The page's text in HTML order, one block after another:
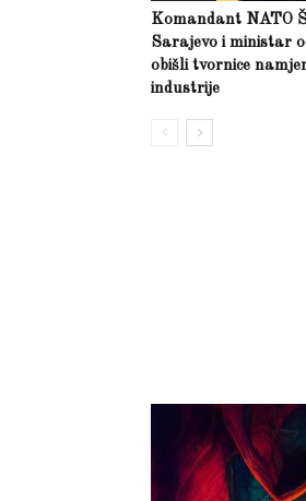
Komandant NATO
Sarajevo i ministar
obišli tvornice
industrije